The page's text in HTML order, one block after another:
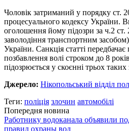
Чоловік затриманий у порядку ст.
процесуального кодексу України.
оголошення йому підозри за ч.2 ст.
заволодіння транспортним
України. Санкція статті
позбавлення волі строком до 8
підозрюється у скоєнні трьох
Джерело: Нікопольський відділ
Теги: поліція злочин автомобілі
Попередня новина
Работнику водоканала объявили
правил охраны вод